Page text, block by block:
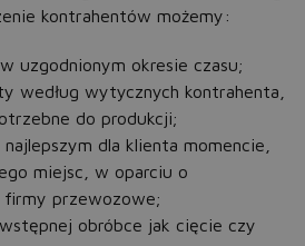
kontrahentów możemy:
uzgodnionym okresie czasu;
według wytycznych kontrahenta,
do produkcji;
dla klienta momencie,
miejsc, w oparciu o
firmy przewozowe;
obróbce jak cięcie czy